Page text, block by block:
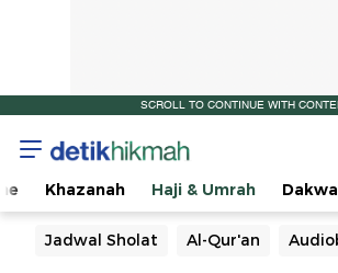
SCROLL TO CONTINUE WITH
Khazanah Haji & Umrah
Jadwal Sholat Al-Qur'an